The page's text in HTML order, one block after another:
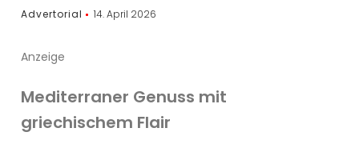
Advertorial 14. April 2026
Anzeige
Mediterraner Genuss mit
griechischem Flair